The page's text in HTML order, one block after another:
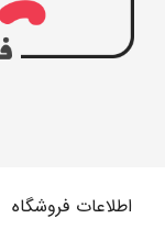
اطلاعات فروشگاه